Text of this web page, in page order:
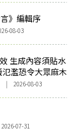
》編輯序
08-03
生成內容須貼水
濫恐令大眾麻木
| 2026-08-03
07-31